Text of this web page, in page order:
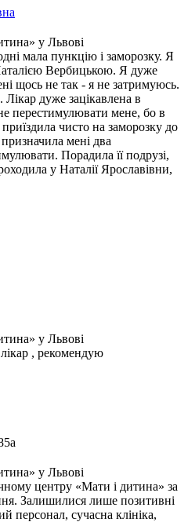
у Львові
мала пункцію і заморозку. Я
Вербицькою. Я дуже
щось не так - я не затримуюсь.
Лікар дуже зацікавлена в
перестимулювати мене, бо в
чисто на заморозку до
мені два
Порадила її подрузі,
у Наталії Ярославівни,
у Львові
, рекомендую
у Львові
центру «Мати і дитина» за
Залишилися лише позитивні
персонал, сучасна клініка,